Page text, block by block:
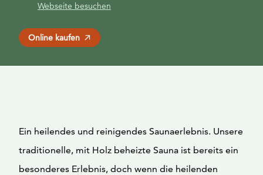
Webseite besuchen
Online kaufen
Ein heilendes und reinigendes Saunaerlebnis. Unsere
traditionelle, mit Holz beheizte Sauna ist bereits ein
besonderes Erlebnis, doch wenn die heilenden